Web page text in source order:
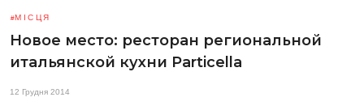
МІСЦЯ
Новое место: ресторан региональной
итальянской кухни Particella
12 Грудня 2014